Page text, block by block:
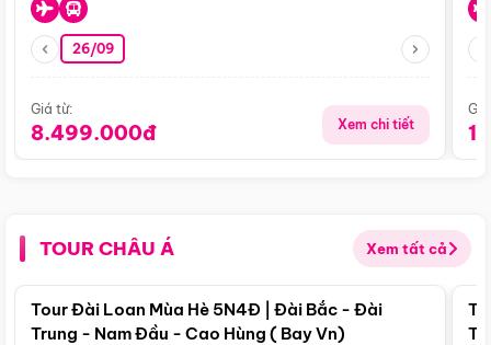
26/09
Giá từ:
8.499.000đ Xem chi tiết
TOUR CHÂU Á Xem tất cả
Điểm nổi bật
Tour Đài Loan Mùa Hè 5N4Đ | Đài Bắc - Đài
Trung - Nam Đầu - Cao Hùng ( Bay Vn)